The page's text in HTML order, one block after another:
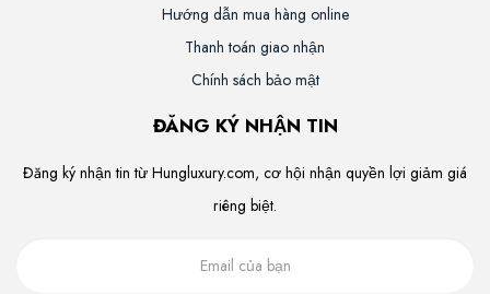
Hướng dẫn mua hàng online
Thanh toán giao nhận
Chính sách bảo mật
ĐĂNG KÝ NHẬN TIN
Đăng ký nhận tin từ Hungluxury.com, cơ hội nhận quyền lợi giảm giá
riêng biệt.